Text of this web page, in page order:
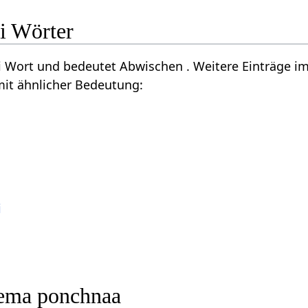
Wörter
und bedeutet Abwischen . Weitere Einträge
ähnlicher Bedeutung:
ponchnaa